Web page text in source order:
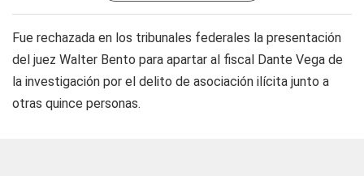
Fue rechazada en los tribunales federales la presentación
del juez Walter Bento para apartar al fiscal Dante Vega de
la investigación por el delito de asociación ilícita junto a
otras quince personas.